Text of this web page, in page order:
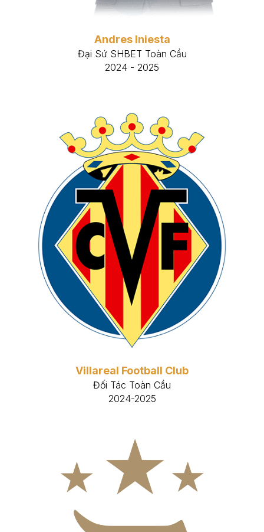
Andres Iniesta
Đại Sứ SHBET Toàn Cầu
2024 - 2025
Villareal Football Club
Đối Tác Toàn Cầu
2024-2025